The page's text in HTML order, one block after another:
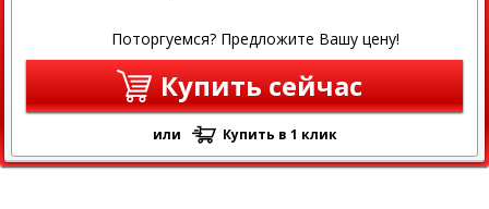
Поторгуемся? Предложите Вашу цену!
Купить сейчас
или Купить в 1 клик